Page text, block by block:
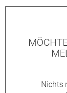
Nichts